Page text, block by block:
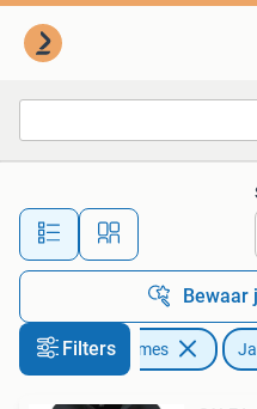
Alle
Bewaar
Filters
Kleding | Dames